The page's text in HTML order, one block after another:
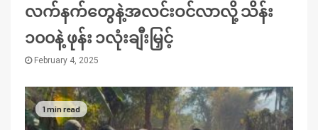
လက်နက်တွေနဲ့အလင်းဝင်လာလို့ သိန်း
၁၀၀နဲ့ ဖုန်း ၁လုံးချီးမြှင့်
February 4, 2025
1 min read